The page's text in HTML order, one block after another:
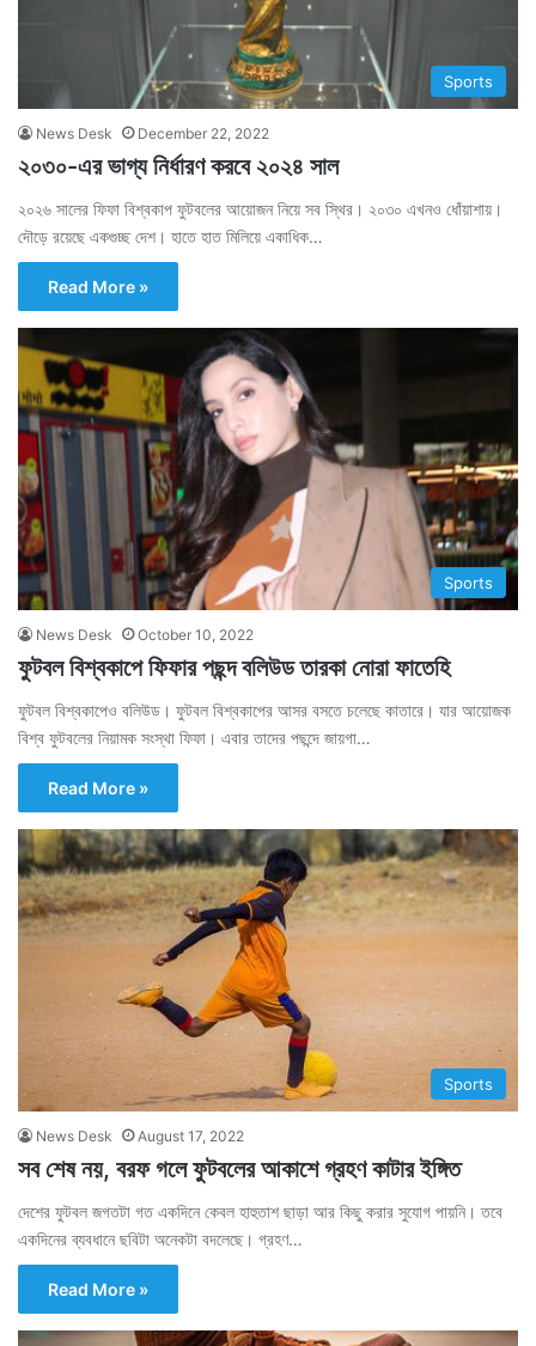
Sports
News Desk December 22, 2022
২০৩০-এর ভাগ্য নির্ধারণ করবে ২০২৪ সাল
২০২৬ সালের ফিফা বিশ্বকাপ ফুটবলের আয়োজন নিয়ে সব স্থির। ২০৩০ এখনও ধোঁয়াশায়।
দৌড়ে রয়েছে একগুচ্ছ দেশ। হাতে হাত মিলিয়ে একাধিক…
Read More »
Sports
News Desk October 10, 2022
ফুটবল বিশ্বকাপে ফিফার পছন্দ বলিউড তারকা নোরা ফাতেহি
ফুটবল বিশ্বকাপেও বলিউড। ফুটবল বিশ্বকাপের আসর বসতে চলেছে কাতারে। যার আয়োজক
বিশ্ব ফুটবলের নিয়ামক সংস্থা ফিফা। এবার তাদের পছন্দে জায়গা…
Read More »
Sports
News Desk August 17, 2022
সব শেষ নয়, বরফ গলে ফুটবলের আকাশে গ্রহণ কাটার ইঙ্গিত
দেশের ফুটবল জগতটা গত একদিনে কেবল হাহুতাশ ছাড়া আর কিছু করার সুযোগ পায়নি। তবে
একদিনের ব্যবধানে ছবিটা অনেকটা বদলেছে। গ্রহণ…
Read More »